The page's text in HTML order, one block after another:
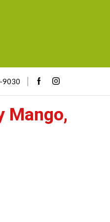
9030
Mango,